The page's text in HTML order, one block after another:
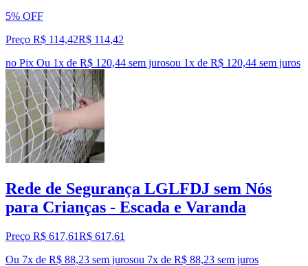
5% OFF
Preço R$ 114,42R$ 114,42
no Pix Ou 1x de R$ 120,44 sem jurosou 1x de R$ 120,44 sem juros
Rede de Segurança LGLFDJ sem Nós
para Crianças - Escada e Varanda
Preço R$ 617,61R$ 617,61
Ou 7x de R$ 88,23 sem jurosou 7x de R$ 88,23 sem juros